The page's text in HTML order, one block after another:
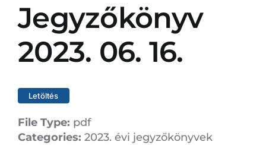
Jegyzőkönyv
2023. 06. 16.
Letöltés
File Type: pdf
Categories: 2023. évi jegyzőkönyvek